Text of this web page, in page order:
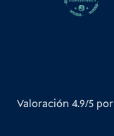
Valoración 4.9/5 por